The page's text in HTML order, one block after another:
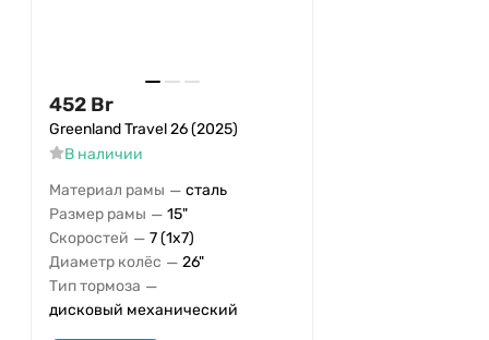
452 Br
Greenland Travel 26 (2025)
В наличии
Материал рамы — сталь
Размер рамы — 15"
Скоростей — 7 (1x7)
Диаметр колёс — 26"
Тип тормоза —
дисковый механический